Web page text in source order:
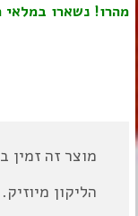
מהרו! נשארו במלאי רק 4
מוצר זה זמין
הליקון